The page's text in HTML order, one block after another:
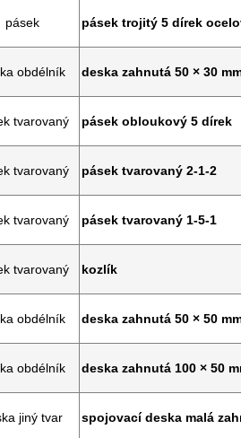
pásek pásek trojitý 5 dírek
obdélník deska zahnutá 50 × 30
tvarovaný pásek obloukový 5 dírek
tvarovaný pásek tvarovaný 2-1-2
tvarovaný pásek tvarovaný 1-5-1
tvarovaný kozlík
obdélník deska zahnutá 50 × 50
obdélník deska zahnutá 100 × 50
jiný tvar spojovací deska malá